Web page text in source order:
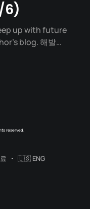
6)
up with future
blog. 해발
reserved.
🇺🇸 ENG